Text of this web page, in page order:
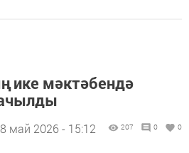
ике мәктәбендә
май 2026 - 15:12 207 0 0